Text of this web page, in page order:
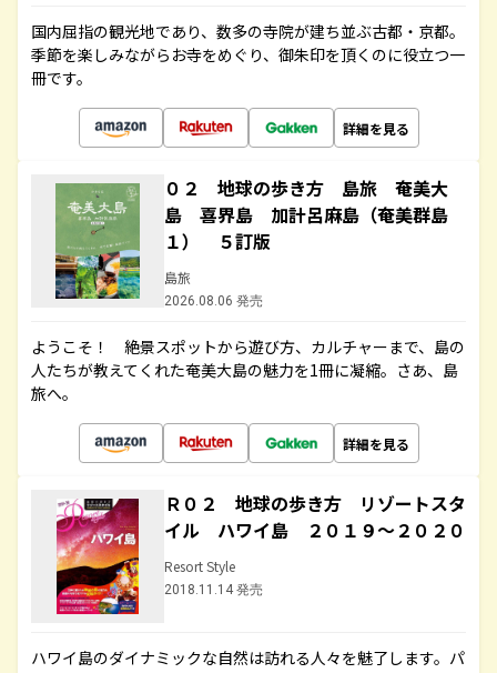
国内屈指の観光地であり、数多の寺院が建ち並ぶ古都・京都。
季節を楽しみながらお寺をめぐり、御朱印を頂くのに役立つ一
冊です。
詳細を見る
０２ 地球の歩き方 島旅 奄美大
島 喜界島 加計呂麻島（奄美群島
１） ５訂版
島旅
2026.08.06 発売
ようこそ！ 絶景スポットから遊び方、カルチャーまで、島の
人たちが教えてくれた奄美大島の魅力を1冊に凝縮。さあ、島
旅へ。
詳細を見る
Ｒ０２ 地球の歩き方 リゾートスタ
イル ハワイ島 ２０１９～２０２０
Resort Style
2018.11.14 発売
ハワイ島のダイナミックな自然は訪れる人々を魅了します。パ